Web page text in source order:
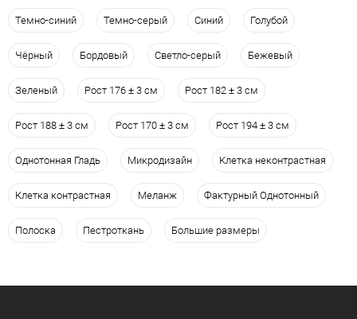
Темно-синий Темно-серый Синий Голубой
Чёрный Бордовый Светло-серый Бежевый
Зеленый Рост 176 ± 3 см Рост 182 ± 3 см
Рост 188 ± 3 см Рост 170 ± 3 см Рост 194 ± 3 см
Однотонная Гладь Микродизайн Клетка неконтрастная
Клетка контрастная Меланж Фактурный Однотонный
Полоска Пестроткань Большие размеры